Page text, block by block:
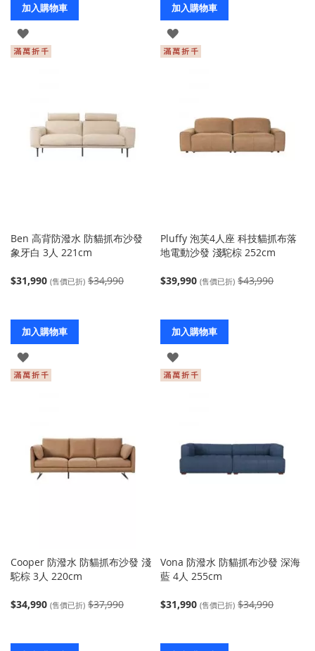
加入購物車
登
入
加入購物車
登
入
Ben 高背防潑水 防貓抓布沙發
象牙白 3人 221cm
$31,990 (售價已折) $34,990
加入購物車
登
入
Pluffy 泡芙4人座 科技貓抓布落
地電動沙發 淺駝棕 252cm
$39,990 (售價已折) $43,990
加入購物車
登
入
Cooper 防潑水 防貓抓布沙發 淺
駝棕 3人 220cm
$34,990 (售價已折) $37,990
Vona 防潑水 防貓抓布沙發 深海
藍 4人 255cm
$31,990 (售價已折) $34,990